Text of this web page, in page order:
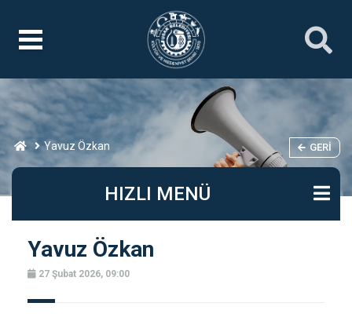
Yavuz Özkan GERI
HIZLI MENÜ
Yavuz Özkan
27 Şubat 2026, 09:00